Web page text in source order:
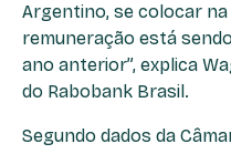
Argentino, se colocar
remuneração está
ano anterior”, explica
do Rabobank Brasil.
Segundo dados da